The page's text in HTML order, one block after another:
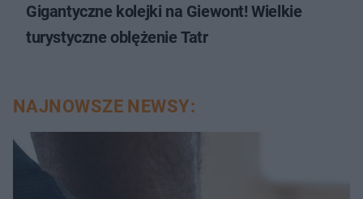
Gigantyczne kolejki na Giewont! Wielkie
turystyczne oblężenie Tatr
NAJNOWSZE NEWSY: